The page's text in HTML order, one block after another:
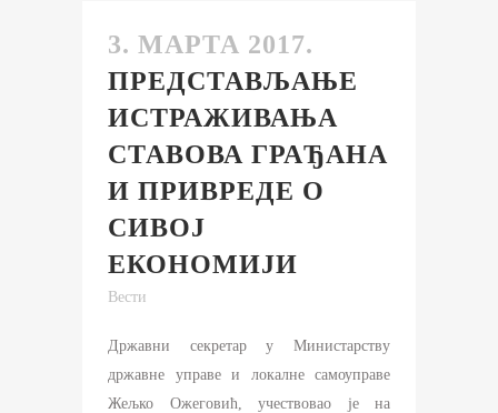
3. МАРТА 2017.
ПРЕДСТАВЉАЊЕ
ИСТРАЖИВАЊА
СТАВОВА ГРАЂАНА
И ПРИВРЕДЕ О
СИВОЈ
ЕКОНОМИЈИ
Вести
Државни секретар у Министарству
државне управе и локалне самоуправе
Жељко Ожеговић, учествовао је на